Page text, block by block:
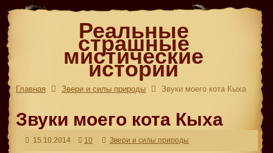
Реальные
страшные
мистические
истории
Главная Звери и силы природы Звуки моего кота Кыха
Звуки моего кота Кыха
15.10.2014 10 Звери и силы природы